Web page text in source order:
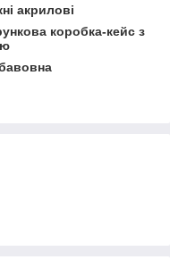
акрилові
коробка-кейс з